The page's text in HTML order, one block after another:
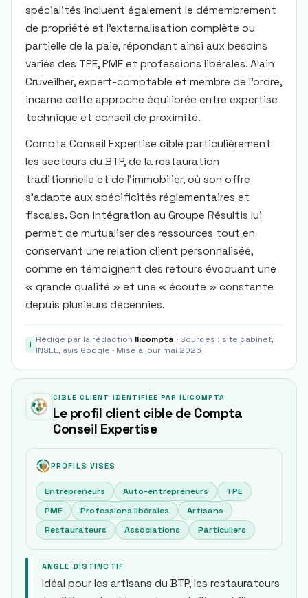
spécialités incluent également le démembrement
de propriété et l’externalisation complète ou
partielle de la paie, répondant ainsi aux besoins
variés des TPE, PME et professions libérales. Alain
Cruveilher, expert-comptable et membre de l’ordre,
incarne cette approche équilibrée entre expertise
technique et conseil de proximité.
Compta Conseil Expertise cible particulièrement
les secteurs du BTP, de la restauration
traditionnelle et de l’immobilier, où son offre
s’adapte aux spécificités réglementaires et
fiscales. Son intégration au Groupe Résultis lui
permet de mutualiser des ressources tout en
conservant une relation client personnalisée,
comme en témoignent des retours évoquant une
« grande qualité » et une « écoute » constante
depuis plusieurs décennies.
I Rédigé par la rédaction Ilicompta · Sources : site cabinet,
INSEE, avis Google · Mise à jour mai 2026
CIBLE CLIENT IDENTIFIÉE PAR ILICOMPTA
Le profil client cible de Compta
Conseil Expertise
PROFILS VISÉS
Entrepreneurs Auto-entrepreneurs
TPE
PME
Professions libérales
Artisans
Restaurateurs
Associations Particuliers
ANGLE DISTINCTIF
Idéal pour les artisans du BTP, les restaurateurs